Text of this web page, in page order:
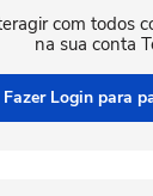
com todos
na sua conta
Fazer Login para